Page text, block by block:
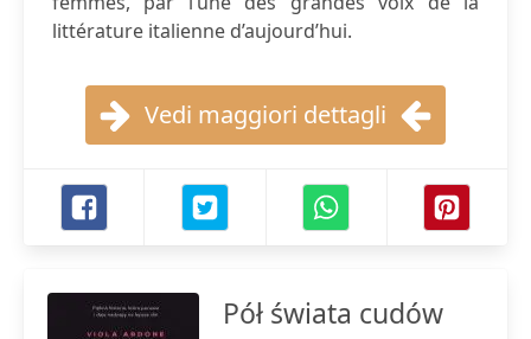
littérature italienne d’aujourd’hui.
Vedi maggiori dettagli
Pół świata cudów